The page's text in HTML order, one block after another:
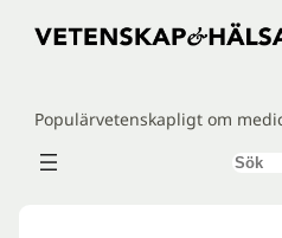
Hoppa
Populärvetenskapligt om
Sök